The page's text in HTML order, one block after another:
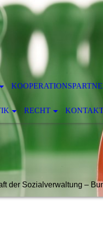
RECHT
der Sozialverwaltung –